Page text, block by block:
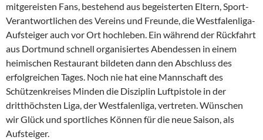
mitgereisten Fans, bestehend aus begeisterten Eltern, Sport-
Verantwortlichen des Vereins und Freunde, die Westfalenliga-
Aufsteiger auch vor Ort hochleben. Ein während der Rückfahrt
aus Dortmund schnell organisiertes Abendessen in einem
heimischen Restaurant bildeten dann den Abschluss des
erfolgreichen Tages. Noch nie hat eine Mannschaft des
Schützenkreises Minden die Disziplin Luftpistole in der
dritthöchsten Liga, der Westfalenliga, vertreten. Wünschen
wir Glück und sportliches Können für die neue Saison, als
Aufsteiger.